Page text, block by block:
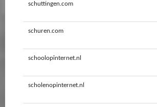
schuttingen.com
schuren.com
schoolopinternet.nl
scholenopinternet.nl